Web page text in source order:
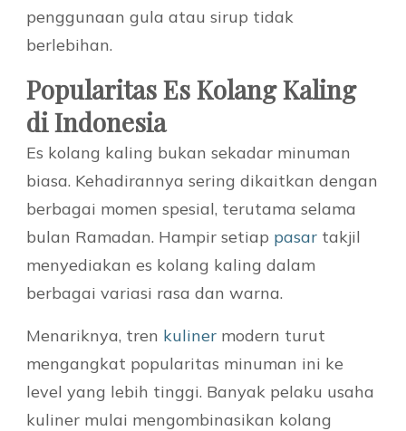
penggunaan gula atau sirup tidak
berlebihan.
Popularitas Es Kolang Kaling
di Indonesia
Es kolang kaling bukan sekadar minuman
biasa. Kehadirannya sering dikaitkan dengan
berbagai momen spesial, terutama selama
bulan Ramadan. Hampir setiap pasar takjil
menyediakan es kolang kaling dalam
berbagai variasi rasa dan warna.
Menariknya, tren kuliner modern turut
mengangkat popularitas minuman ini ke
level yang lebih tinggi. Banyak pelaku usaha
kuliner mulai mengombinasikan kolang